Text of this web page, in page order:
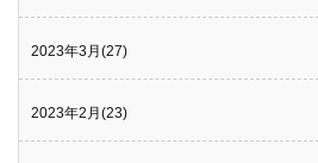
2023年3月(27)
2023年2月(23)